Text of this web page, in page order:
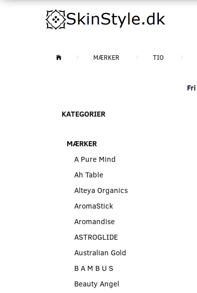
MÆRKER TIO
KATEGORIER
MÆRKER
A Pure Mind
Ah Table
Alteya Organics
AromaStick
Aromandise
ASTROGLIDE
Australian Gold
B A M B U S
Beauty Angel